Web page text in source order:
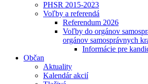
PHSR 2015-2023
Voľby a referendá
Referendum 2026
Voľby do orgánov
orgánov samosprávnych
Informácie pre
Občan
Aktuality
Kalendár akcií